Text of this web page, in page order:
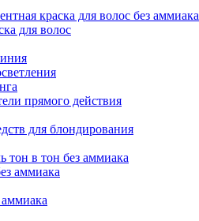
краска для волос без аммиака
для волос
прямого действия
для блондирования
тон в тон без аммиака
аммиака